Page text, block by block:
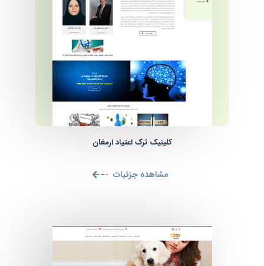
کلینیک ترک اعتیاد ارمغان
مشاهده جزئیات